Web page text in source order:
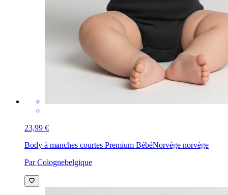
23,99 €
Body à manches courtes Premium BébéNorvège norvège
Par Colognebelgique